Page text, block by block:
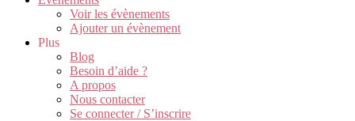
Voir les évènements
Ajouter un évènement
Plus
Blog
Besoin d’aide ?
A propos
Nous contacter
Se connecter / S’inscrire